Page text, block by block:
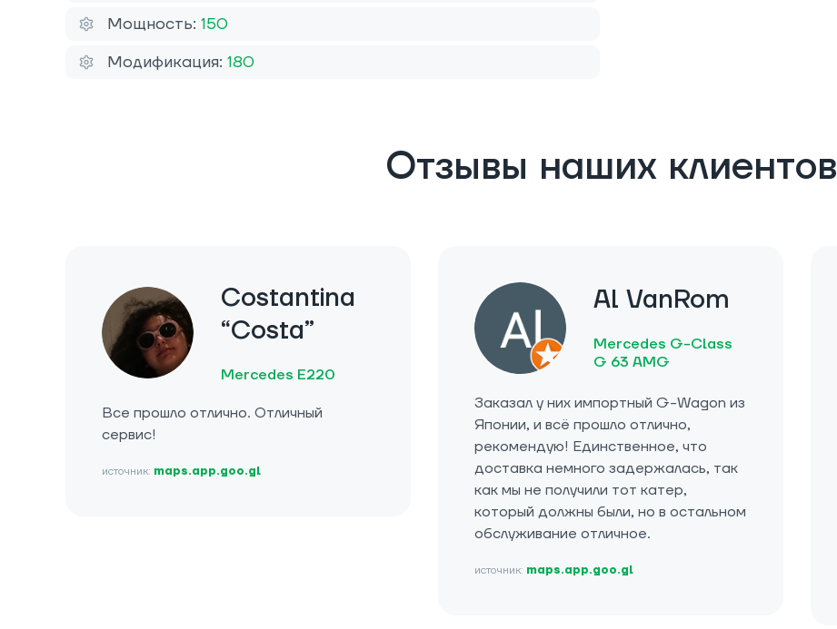
Мощность: 150
Модификация: 180
Отзывы наших клиентов
Costantina
“Costa”
Mercedes E220
Все прошло отлично. Отличный
сервис!
источник: maps.app.goo.gl
Al VanRom
Mercedes G-Class
G 63 AMG
Заказал у них импортный G-Wagon из
Японии, и всё прошло отлично,
рекомендую! Единственное, что
доставка немного задержалась, так
как мы не получили тот катер,
который должны были, но в остальном
обслуживание отличное.
источник: maps.app.goo.gl